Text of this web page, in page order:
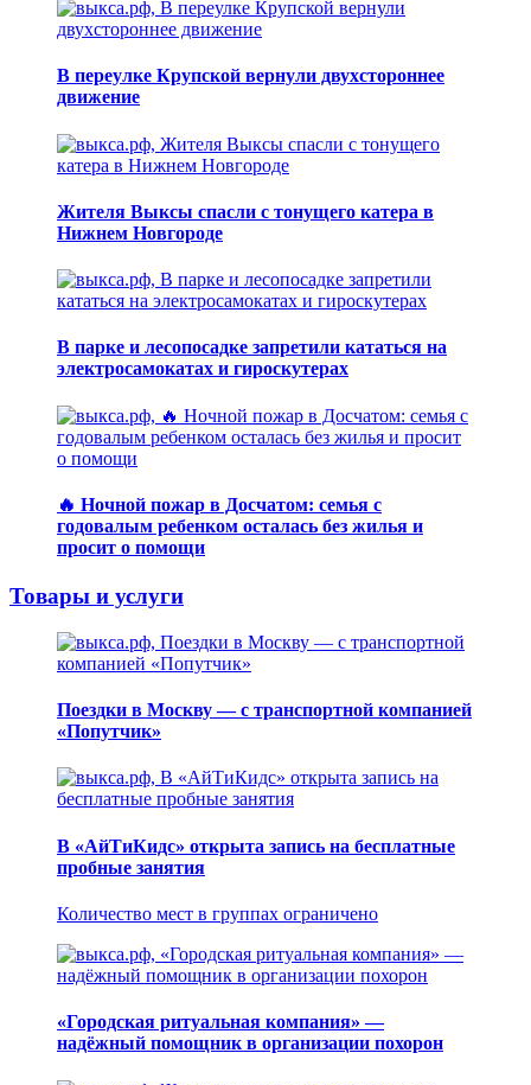
В переулке Крупской вернули двухстороннее
движение
Жителя Выксы спасли с тонущего катера в
Нижнем Новгороде
В парке и лесопосадке запретили кататься на
электросамокатах и гироскутерах
🔥 Ночной пожар в Досчатом: семья с
годовалым ребенком осталась без жилья и
просит о помощи
Товары и услуги
Поездки в Москву — с транспортной компанией
«Попутчик»
В «АйТиКидс» открыта запись на бесплатные
пробные занятия
Количество мест в группах ограничено
«Городская ритуальная компания» —
надёжный помощник в организации похорон